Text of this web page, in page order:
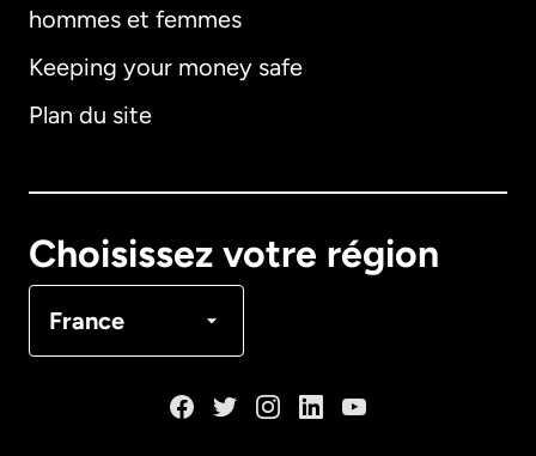
hommes et femmes
Keeping your money safe
Plan du site
Choisissez votre région
France
Allemagne
Français